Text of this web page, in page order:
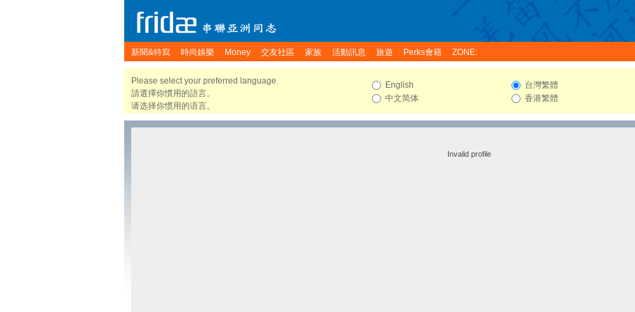
新聞&特寫 時尚娛樂 Money 交友社區 家族 活動訊息 旅遊 Perks會籍 ZONE:
Please select your preferred language.
請選擇你慣用的語言。
请选择你惯用的语言。
English
中文简体
台灣繁體
香港繁體
Invalid profile